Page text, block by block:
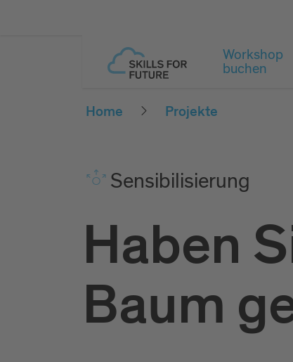
Workshop
buchen
Home Projekte
Sen­si­bi­li­sie­rung
Haben
Baum